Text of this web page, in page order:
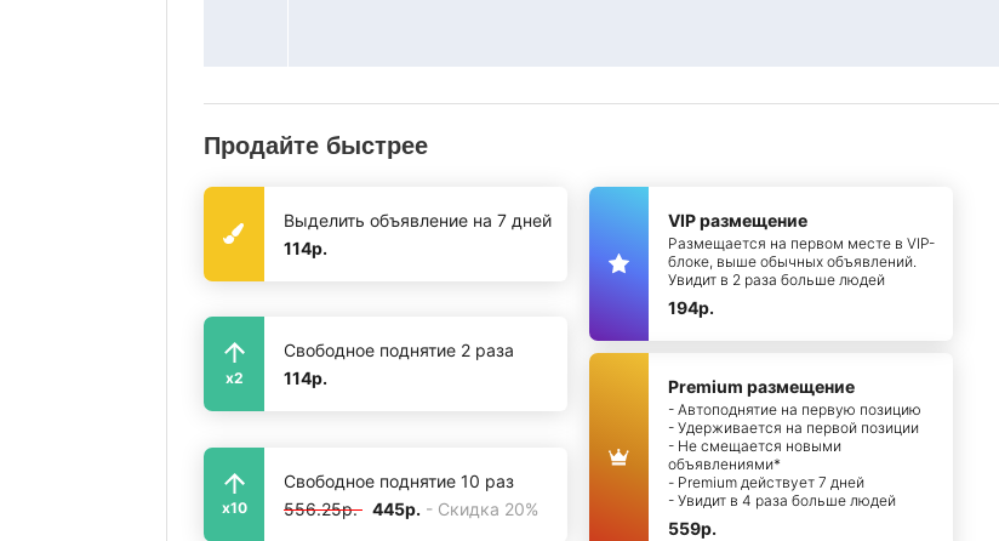
Продайте быстрее
Выделить объявление на 7 дней
114р.
x2
Свободное поднятие 2 раза
114р.
x10
Свободное поднятие 10 раз
556.25р. 445р. - Скидка 20%
VIP размещение
Размещается на первом месте в VIP-
блоке, выше обычных объявлений.
Увидит в 2 раза больше людей
194р.
Premium размещение
- Автоподнятие на первую позицию
- Удерживается на первой позиции
- Не смещается новыми
объявлениями*
- Premium действует 7 дней
- Увидит в 4 раза больше людей
559р.